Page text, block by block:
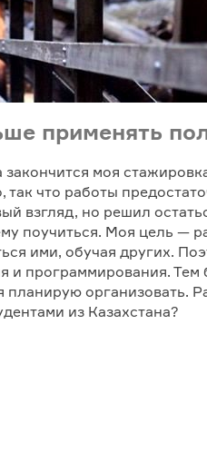
применять
моя
что работы
взгляд, но решил
поучиться. Моя цель —
ими, обучая других.
программирования.
планирую организовать.
из Казахстана?